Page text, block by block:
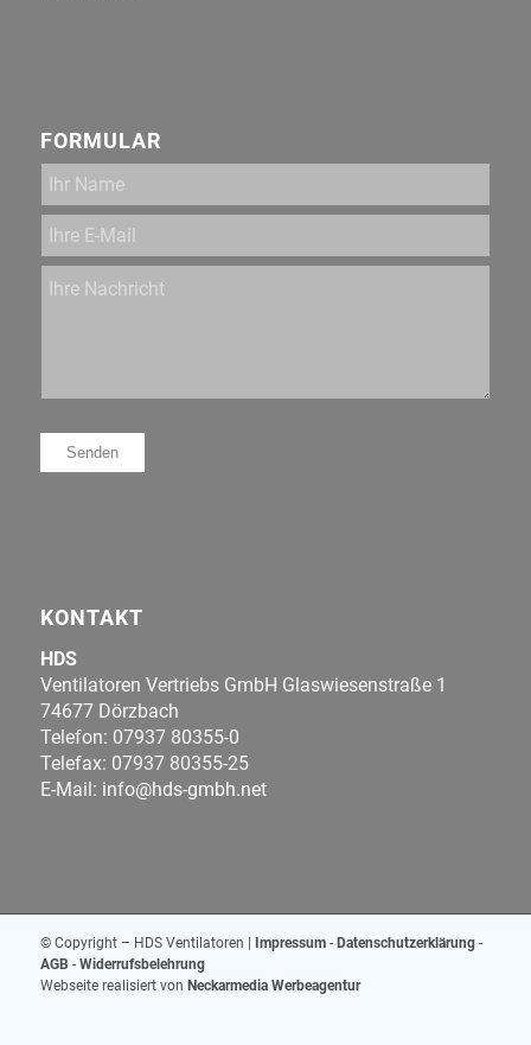
FORMULAR
KONTAKT
HDS
Ventilatoren Vertriebs GmbH Glaswiesenstraße 1
74677 Dörzbach
Telefon: 07937 80355-0
Telefax: 07937 80355-25
E-Mail: info@hds-gmbh.net
© Copyright – HDS Ventilatoren | Impressum- Datenschutzerklärung-
AGB - Widerrufsbelehrung
Webseite realisiert von Neckarmedia Werbeagentur